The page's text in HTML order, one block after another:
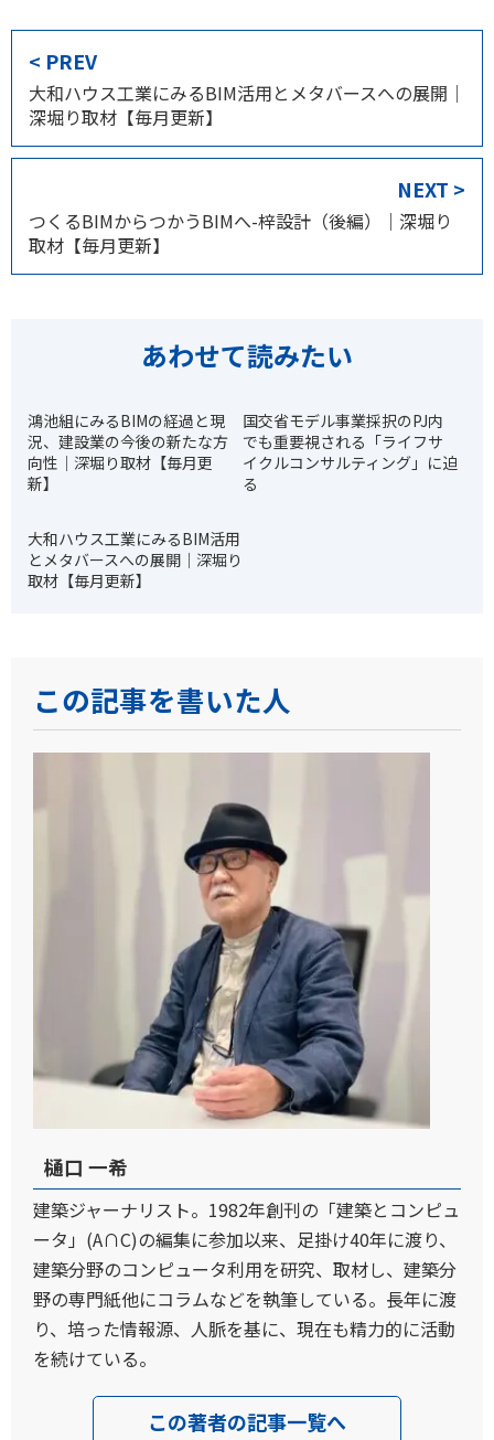
< PREV
大和ハウス工業にみるBIM活用とメタバースへの展開｜
深堀り取材【毎月更新】
NEXT >
つくるBIMからつかうBIMへ-梓設計（後編）｜深堀り
取材【毎月更新】
あわせて読みたい
鴻池組にみるBIMの経過と現
況、建設業の今後の新たな方
向性｜深堀り取材【毎月更
新】
国交省モデル事業採択のPJ内
でも重要視される「ライフサ
イクルコンサルティング」に迫
る
大和ハウス工業にみるBIM活用
とメタバースへの展開｜深堀り
取材【毎月更新】
この記事を書いた人
樋口 一希
建築ジャーナリスト。1982年創刊の「建築とコンピュ
ータ」(A∩C)の編集に参加以来、足掛け40年に渡り、
建築分野のコンピュータ利用を研究、取材し、建築分
野の専門紙他にコラムなどを執筆している。長年に渡
り、培った情報源、人脈を基に、現在も精力的に活動
を続けている。
この著者の記事一覧へ